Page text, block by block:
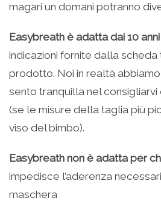
magari un domani potranno
Easybreath è adatta dai 10 anni
indicazioni fornite dalla
prodotto. Noi in realtà abbiamo
sento tranquilla nel
(se le misure della taglia più
viso del bimbo).
Easybreath non è adatta per
impedisce l’aderenza
maschera